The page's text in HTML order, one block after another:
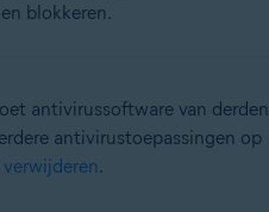
blokkeren.
antivirussoftware van derden
antivirustoepassingen op
.